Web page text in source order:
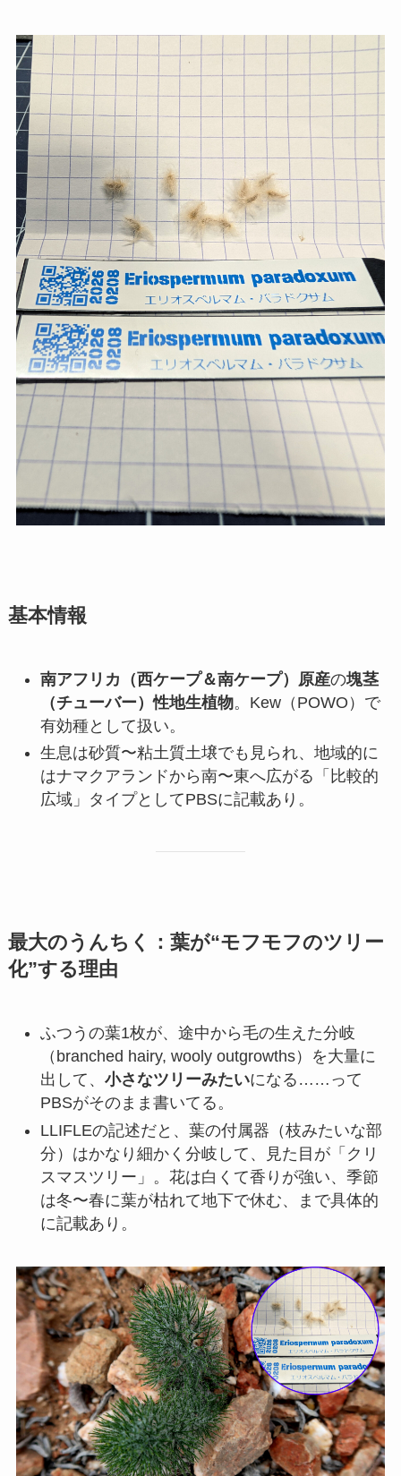
基本情報
南アフリカ（西ケープ＆南ケープ）原産の塊茎
（チューバー）性地生植物。Kew（POWO）で
有効種として扱い。
生息は砂質〜粘土質土壌でも見られ、地域的に
はナマクアランドから南〜東へ広がる「比較的
広域」タイプとしてPBSに記載あり。
最大のうんちく：葉が“モフモフのツリー
化”する理由
ふつうの葉1枚が、途中から毛の生えた分岐
（branched hairy, wooly outgrowths）を大量に
出して、 小さなツリーみたいになる……って
PBSがそのまま書いてる。
LLIFLEの記述だと、葉の付属器（枝みたいな部
分）はかなり細かく分岐して、見た目が「クリ
スマスツリー」。花は白くて香りが強い、季節
は冬〜春に葉が枯れて地下で休む、まで具体的
に記載あり。